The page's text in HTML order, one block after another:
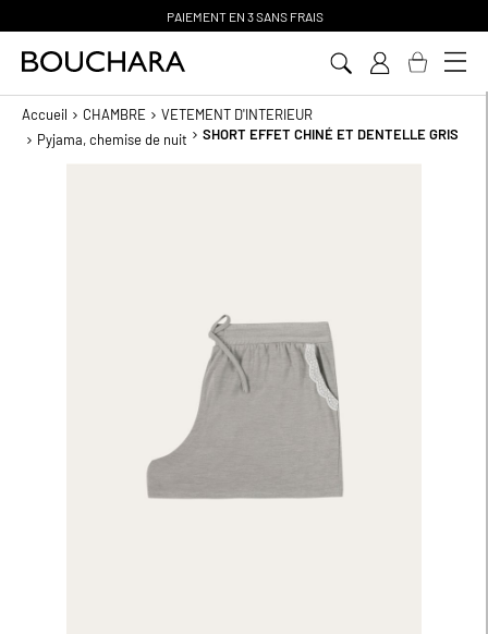
PAIEMENT EN 3 SANS FRAIS
Accueil CHAMBRE
VETEMENT D'INTERIEUR
Pyjama, chemise de nuit
SHORT EFFET CHINÉ ET DENTELLE GRIS